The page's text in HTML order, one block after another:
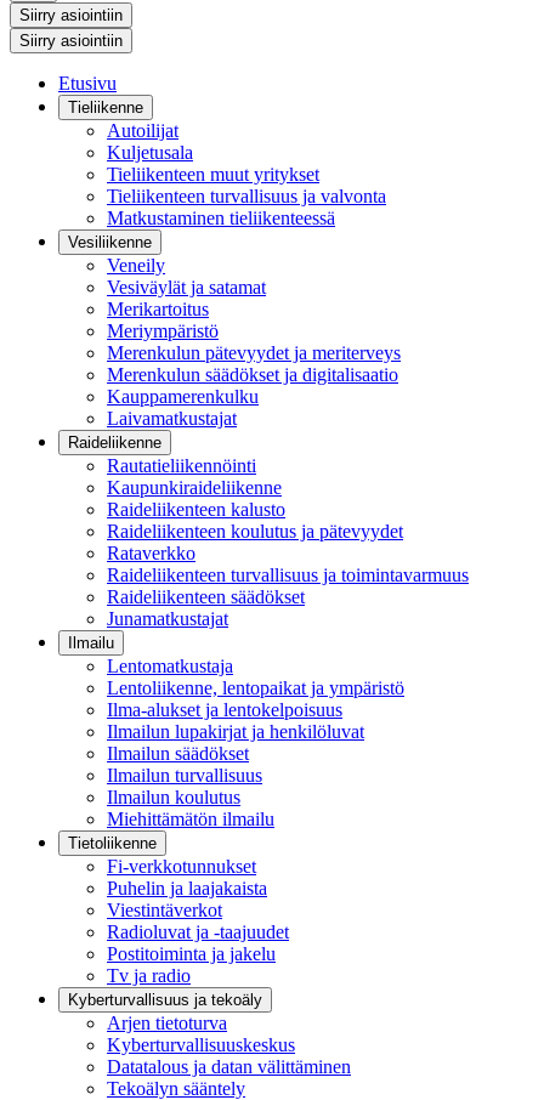
Siirry asiointiin
Siirry asiointiin
Etusivu
Tieliikenne
Autoilijat
Kuljetusala
Tieliikenteen muut yritykset
Tieliikenteen turvallisuus ja valvonta
Matkustaminen tieliikenteessä
Vesiliikenne
Veneily
Vesiväylät ja satamat
Merikartoitus
Meriympäristö
Merenkulun pätevyydet ja meriterveys
Merenkulun säädökset ja digitalisaatio
Kauppamerenkulku
Laivamatkustajat
Raideliikenne
Rautatieliikennöinti
Kaupunkiraideliikenne
Raideliikenteen kalusto
Raideliikenteen koulutus ja pätevyydet
Rataverkko
Raideliikenteen turvallisuus ja toimintavarmuus
Raideliikenteen säädökset
Junamatkustajat
Ilmailu
Lentomatkustaja
Lentoliikenne, lentopaikat ja ympäristö
Ilma-alukset ja lentokelpoisuus
Ilmailun lupakirjat ja henkilöluvat
Ilmailun säädökset
Ilmailun turvallisuus
Ilmailun koulutus
Miehittämätön ilmailu
Tietoliikenne
Fi-verkkotunnukset
Puhelin ja laajakaista
Viestintäverkot
Radioluvat ja -taajuudet
Postitoiminta ja jakelu
Tv ja radio
Kyberturvallisuus ja tekoäly
Arjen tietoturva
Kyberturvallisuuskeskus
Datatalous ja datan välittäminen
Tekoälyn sääntely